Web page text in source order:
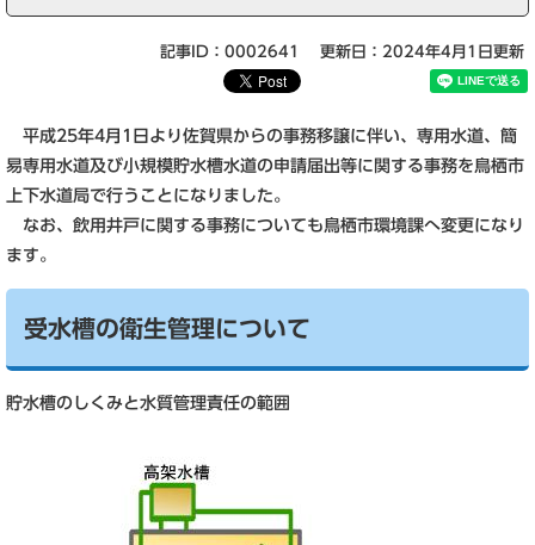
記事ID：0002641 更新日：2024年4月1日更新
平成25年4月1日より佐賀県からの事務移譲に伴い、専用水道、簡
易専用水道及び小規模貯水槽水道の申請届出等に関する事務を鳥栖市
上下水道局で行うことになりました。
なお、飲用井戸に関する事務についても鳥栖市環境課へ変更になり
ます。
受水槽の衛生管理について
貯水槽のしくみと水質管理責任の範囲